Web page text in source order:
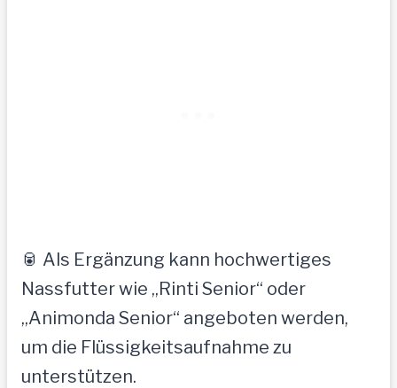
🥫 Als Ergänzung kann hochwertiges
Nassfutter wie „Rinti Senior“ oder
„Animonda Senior“ angeboten werden,
um die Flüssigkeitsaufnahme zu
unterstützen.